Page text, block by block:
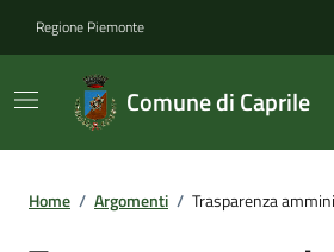
Regione Piemonte
Comune di Caprile
Home / Argomenti / Trasparenza